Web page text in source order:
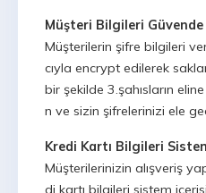
Müşteri Bilgileri Güvende
Müşterilerin şifre bilgileri
cıyla encrypt edilerek
bir şekilde 3.şahısların
n ve sizin şifrelerinizi ele
Kredi Kartı Bilgileri
Müşterilerinizin alışveriş
di kartı bilgileri sistem